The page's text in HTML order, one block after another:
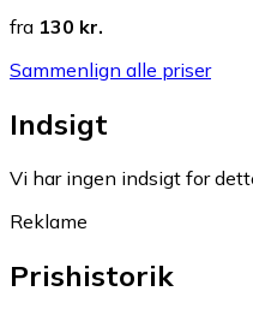
fra 130 kr.
Sammenlign alle priser
Indsigt
Vi har ingen indsigt for
Reklame
Prishistorik